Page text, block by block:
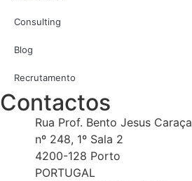
Consulting
Blog
Recrutamento
Contactos
Rua Prof. Bento Jesus Caraça
nº 248, 1º Sala 2
4200-128 Porto
PORTUGAL